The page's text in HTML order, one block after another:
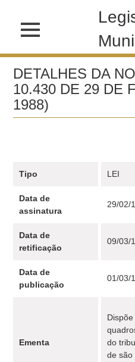
DETALHES DA
10.430 DE 29 DE
1988)
Tipo LEI
Data de
assinatura
29/02/
Data de
retificação
09/03/
Data de
publicação
01/03/
Ementa
do
de são